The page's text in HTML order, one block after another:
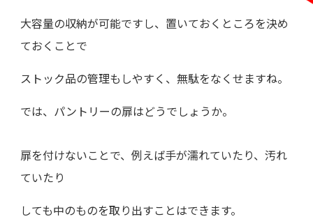
大容量の収納が可能ですし、置いておくところを決め
ておくことで
ストック品の管理もしやすく、無駄をなくせますね。
では、パントリーの扉はどうでしょうか。
扉を付けないことで、例えば手が濡れていたり、汚れ
ていたり
しても中のものを取り出すことはできます。